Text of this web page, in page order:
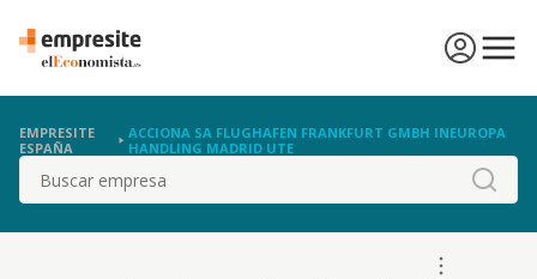
EMPRESITE
ESPAÑA
ACCIONA SA FLUGHAFEN FRANKFURT GMBH INEUROPA
HANDLING MADRID UTE
Buscar